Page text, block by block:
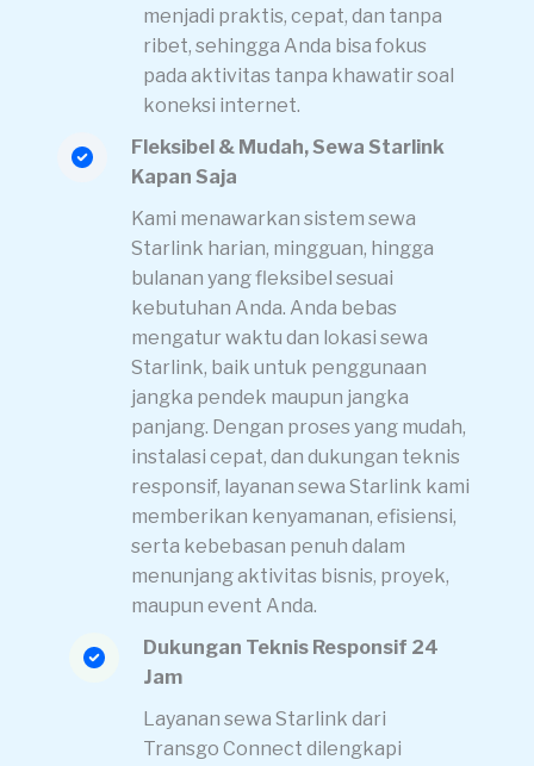
menjadi praktis, cepat, dan tanpa
ribet, sehingga Anda bisa fokus
pada aktivitas tanpa khawatir soal
koneksi internet.
Fleksibel & Mudah, Sewa Starlink
Kapan Saja
Kami menawarkan sistem sewa
Starlink harian, mingguan, hingga
bulanan yang fleksibel sesuai
kebutuhan Anda. Anda bebas
mengatur waktu dan lokasi sewa
Starlink, baik untuk penggunaan
jangka pendek maupun jangka
panjang. Dengan proses yang mudah,
instalasi cepat, dan dukungan teknis
responsif, layanan sewa Starlink kami
memberikan kenyamanan, efisiensi,
serta kebebasan penuh dalam
menunjang aktivitas bisnis, proyek,
maupun event Anda.
Dukungan Teknis Responsif 24
Jam
Layanan sewa Starlink dari
Transgo Connect dilengkapi